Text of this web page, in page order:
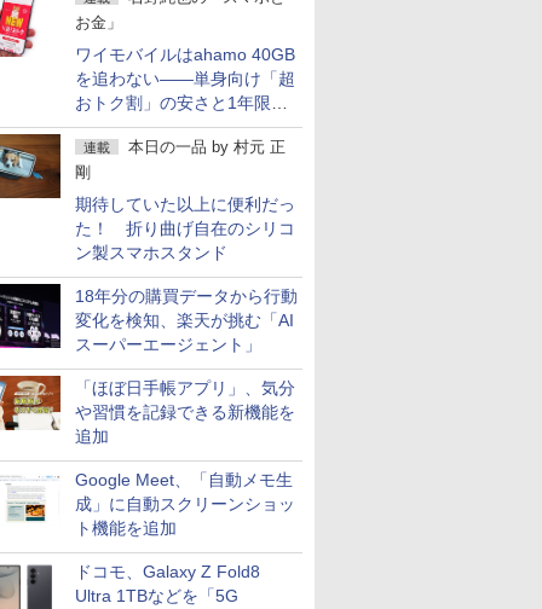
お金」
ワイモバイルはahamo 40GB
を追わない――単身向け「超
おトク割」の安さと1年限定
の注意点
連載 本日の一品 by 村元 正
剛
期待していた以上に便利だっ
た！ 折り曲げ自在のシリコ
ン製スマホスタンド
18年分の購買データから行動
変化を検知、楽天が挑む「AI
スーパーエージェント」
「ほぼ日手帳アプリ」、気分
や習慣を記録できる新機能を
追加
Google Meet、「自動メモ生
成」に自動スクリーンショッ
ト機能を追加
ドコモ、Galaxy Z Fold8
Ultra 1TBなどを「5G